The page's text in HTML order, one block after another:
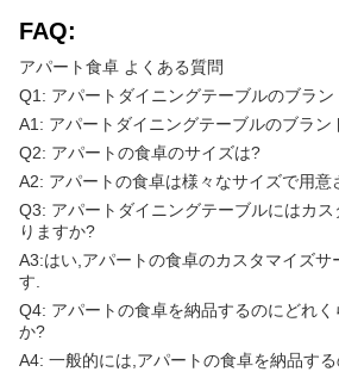
FAQ:
アパート食卓 よくある質問
Q1: アパートダイニングテーブルのブラン
A1: アパートダイニングテーブルのブラン
Q2: アパートの食卓のサイズは?
A2: アパートの食卓は様々なサイズで用意
Q3: アパートダイニングテーブルにはカ
りますか?
A3:はい,アパートの食卓のカスタマイズサ
す.
Q4: アパートの食卓を納品するのにどれ
か?
A4: 一般的には,アパートの食卓を納品す